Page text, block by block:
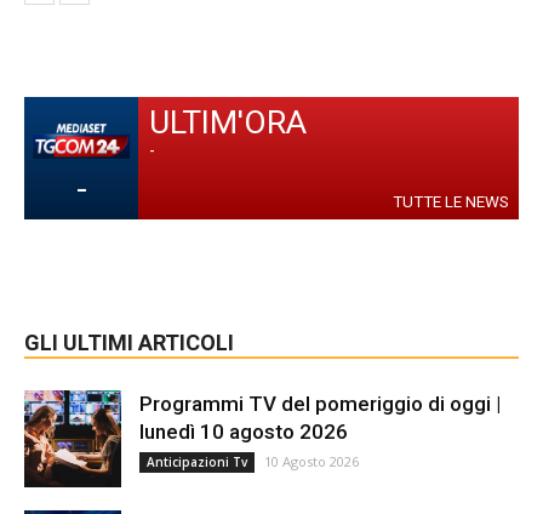
-
ULTIM'ORA
-
TUTTE LE NEWS
GLI ULTIMI ARTICOLI
Programmi TV del pomeriggio di oggi |
lunedì 10 agosto 2026
Anticipazioni Tv 10 Agosto 2026